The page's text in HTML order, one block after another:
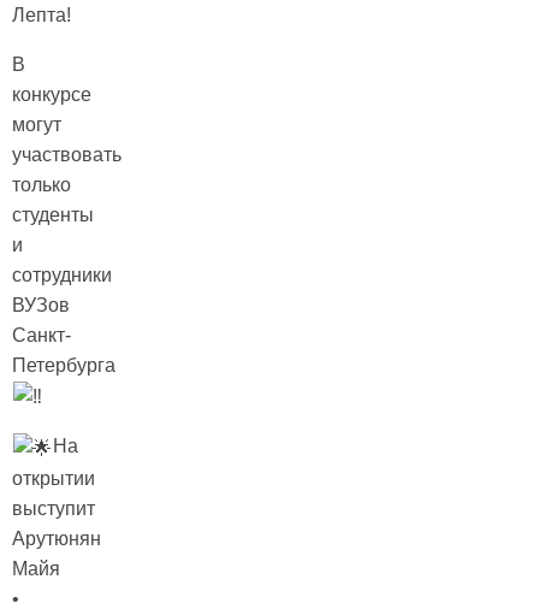
Лепта!
В
конкурсе
могут
участвовать
только
студенты
и
сотрудники
ВУЗов
Санкт-
Петербурга
На
открытии
выступит
Арутюнян
Майя
•